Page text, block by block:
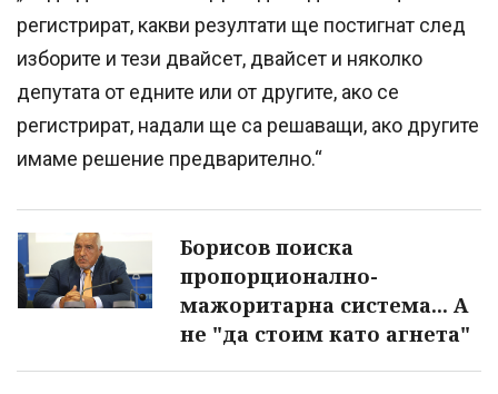
регистрират, какви резултати ще постигнат след
изборите и тези двайсет, двайсет и няколко
депутата от едните или от другите, ако се
регистрират, надали ще са решаващи, ако другите
имаме решение предварително.“
Борисов поиска
пропорционално-
мажоритарна система... А
не "да стоим като агнета"